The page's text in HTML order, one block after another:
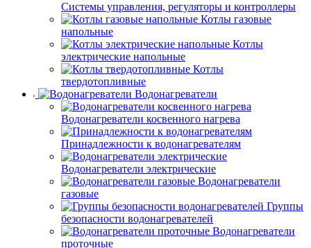
Системы управления, регуляторы и контроллеры
Котлы газовые
напольные
Котлы
электрические напольные
Котлы
твердотопливные
Водонагреватели
Водонагреватели косвенного нагрева
Принадлежности к водонагревателям
Водонагреватели электрические
Водонагреватели
газовые
Группы
безопасности водонагревателей
Водонагреватели
проточные